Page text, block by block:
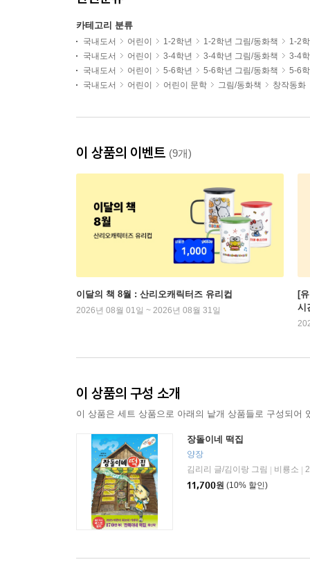
카테고리 분류
국내도서 어린이 1-2학년 1-2학년 그림/동화책
1-2
국내도서
어린이 3-4학년 3-4학년 그림/동화책
3-4
국내도서
어린이 5-6학년 5-6학년 그림/동화책
5-6
국내도서
어린이 어린이 문학 그림/동화책 창작동화
이 상품의 이벤트 (9개)
이달의 책 8월 : 산리오캐릭터즈 유리컵
2026년 08월 01일 ~ 2026년 08월 31일
[
시
이 상품의 구성 소개
이 상품은 세트 상품으로 아래의 낱개 상품들로 구성되어
장돌이네 떡집
양장
김리리 글/김이랑 그림
비룡소
11,700원 (10% 할인)